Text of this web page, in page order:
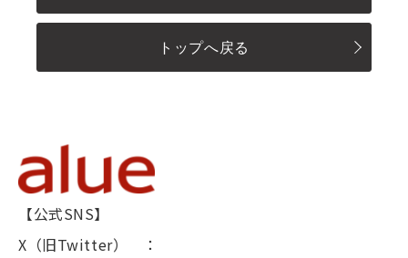
トップへ戻る
【公式SNS】
X（旧Twitter） ：